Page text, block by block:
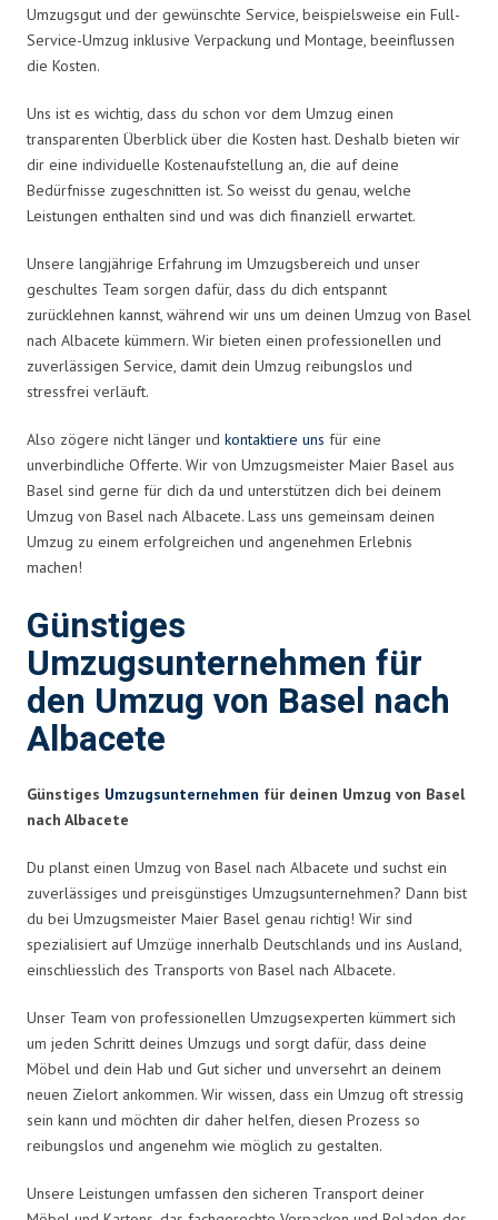
Umzugsgut und der gewünschte Service, beispielsweise ein Full-
Service-Umzug inklusive Verpackung und Montage, beeinflussen
die Kosten.
Uns ist es wichtig, dass du schon vor dem Umzug einen
transparenten Überblick über die Kosten hast. Deshalb bieten wir
dir eine individuelle Kostenaufstellung an, die auf deine
Bedürfnisse zugeschnitten ist. So weisst du genau, welche
Leistungen enthalten sind und was dich finanziell erwartet.
Unsere langjährige Erfahrung im Umzugsbereich und unser
geschultes Team sorgen dafür, dass du dich entspannt
zurücklehnen kannst, während wir uns um deinen Umzug von Basel
nach Albacete kümmern. Wir bieten einen professionellen und
zuverlässigen Service, damit dein Umzug reibungslos und
stressfrei verläuft.
Also zögere nicht länger und kontaktiere uns für eine
unverbindliche Offerte. Wir von Umzugsmeister Maier Basel aus
Basel sind gerne für dich da und unterstützen dich bei deinem
Umzug von Basel nach Albacete. Lass uns gemeinsam deinen
Umzug zu einem erfolgreichen und angenehmen Erlebnis
machen!
Günstiges
Umzugsunternehmen für
den Umzug von Basel nach
Albacete
Günstiges Umzugsunternehmen für deinen Umzug von Basel
nach Albacete
Du planst einen Umzug von Basel nach Albacete und suchst ein
zuverlässiges und preisgünstiges Umzugsunternehmen? Dann bist
du bei Umzugsmeister Maier Basel genau richtig! Wir sind
spezialisiert auf Umzüge innerhalb Deutschlands und ins Ausland,
einschliesslich des Transports von Basel nach Albacete.
Unser Team von professionellen Umzugsexperten kümmert sich
um jeden Schritt deines Umzugs und sorgt dafür, dass deine
Möbel und dein Hab und Gut sicher und unversehrt an deinem
neuen Zielort ankommen. Wir wissen, dass ein Umzug oft stressig
sein kann und möchten dir daher helfen, diesen Prozess so
reibungslos und angenehm wie möglich zu gestalten.
Unsere Leistungen umfassen den sicheren Transport deiner